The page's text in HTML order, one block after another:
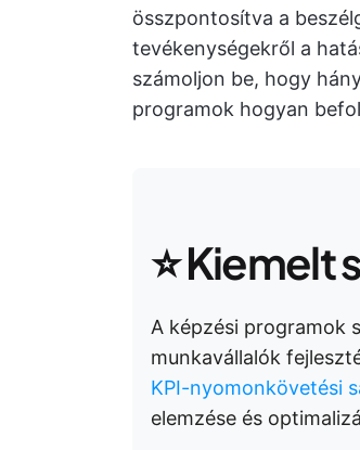
összpontosítva a
tevékenységekről a
számoljon be, hogy
programok hogyan
⭐Kiemelt
A képzési programok
munkavállalók
KPI-nyomonkövetési
elemzése és